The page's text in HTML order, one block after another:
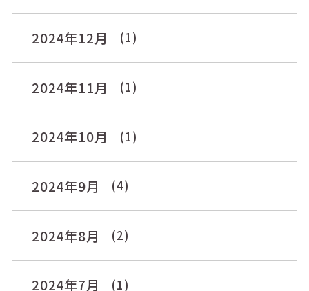
2024年12月 (1)
2024年11月 (1)
2024年10月 (1)
2024年9月 (4)
2024年8月 (2)
2024年7月 (1)